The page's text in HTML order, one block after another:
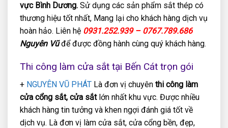
vực Bình Dương. Sử dụng các sản phẩm sắt thép có
thương hiệu tốt nhất, Mang lại cho khách hàng dịch vụ
hoàn hảo. Liên hệ 0931.252.939 – 0767.789.686
Nguyên Vũđể được đồng hành cùng quý khách hàng.
Thi công làm cửa sắt tại Bến Cát trọn gói
+ NGUYÊN VŨ PHÁT Là đơn vị chuyên thi công làm
cửa cổng sắt, cửa sắtlớn nhất khu vực. Được nhiều
khách hàng tin tưởng và khen ngợi đánh giá tốt về
dịch vụ. Là đơn vị làm cửa sắt, cửa cổng bền, đẹp,